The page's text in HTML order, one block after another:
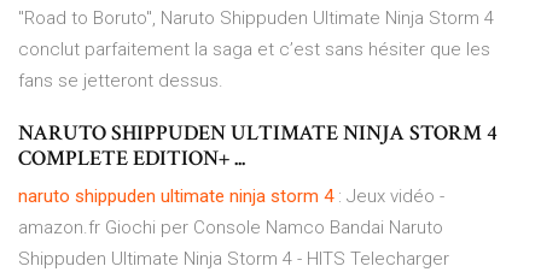
"Road to Boruto", Naruto Shippuden Ultimate Ninja Storm 4
conclut parfaitement la saga et c’est sans hésiter que les
fans se jetteront dessus.
NARUTO SHIPPUDEN ULTIMATE NINJA STORM 4
COMPLETE EDITION+ ...
naruto shippuden ultimate ninja storm 4: Jeux vidéo -
amazon.fr Giochi per Console Namco Bandai Naruto
Shippuden Ultimate Ninja Storm 4 - HITS Telecharger